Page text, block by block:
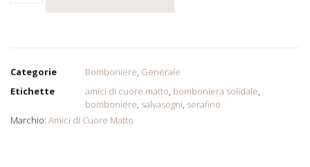
Categorie Bomboniere, Generale
Etichette
amici di cuore matto, bomboniera solidale,
bomboniere, salvasogni, serafino
Marchio: Amici di Cuore Matto